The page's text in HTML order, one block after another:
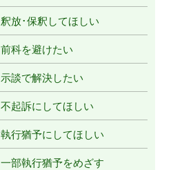
釈放･保釈してほしい
前科を避けたい
示談で解決したい
不起訴にしてほしい
執行猶予にしてほしい
一部執行猶予をめざす